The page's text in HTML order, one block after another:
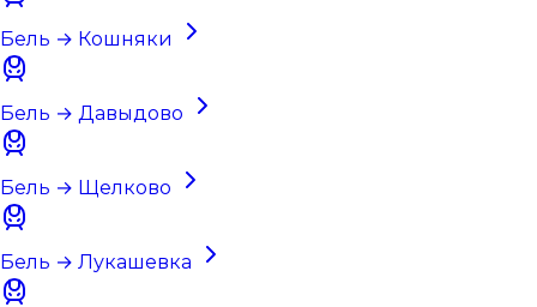
Бель → Кошняки
Бель → Давыдово
Бель → Щелково
Бель → Лукашевка